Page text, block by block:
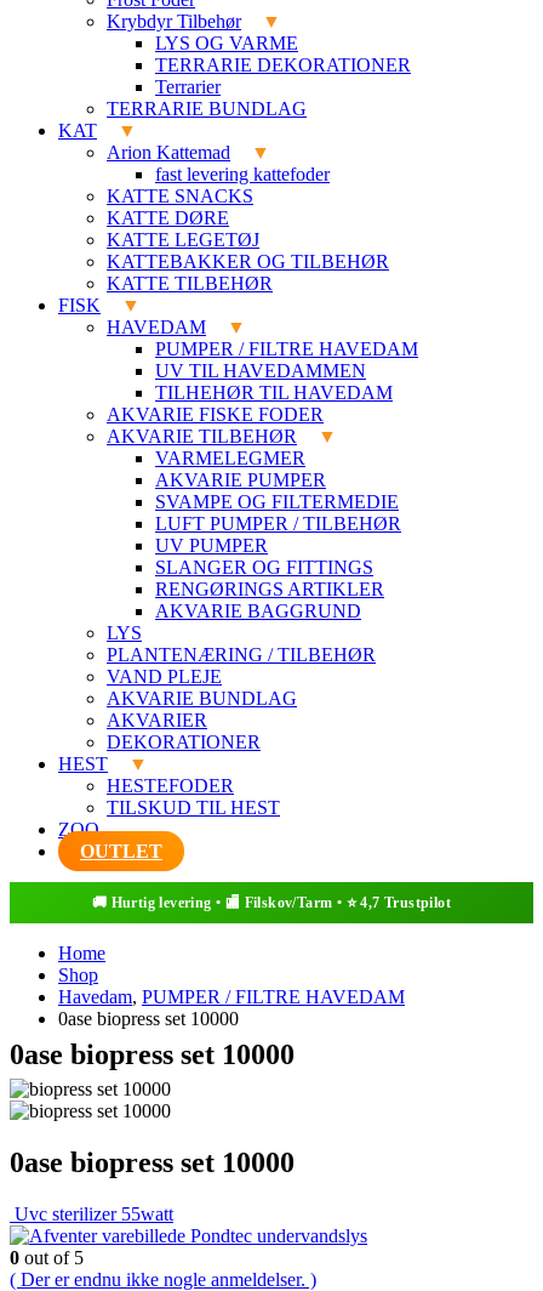
Krybdyr Tilbehør
LYS OG VARME
TERRARIE DEKORATIONER
Terrarier
TERRARIE BUNDLAG
KAT
Arion Kattemad
fast levering kattefoder
KATTE SNACKS
KATTE DØRE
KATTE LEGETØJ
KATTEBAKKER OG TILBEHØR
KATTE TILBEHØR
FISK
HAVEDAM
PUMPER / FILTRE HAVEDAM
UV TIL HAVEDAMMEN
TILHEHØR TIL HAVEDAM
AKVARIE FISKE FODER
AKVARIE TILBEHØR
VARMELEGMER
AKVARIE PUMPER
SVAMPE OG FILTERMEDIE
LUFT PUMPER / TILBEHØR
UV PUMPER
SLANGER OG FITTINGS
RENGØRINGS ARTIKLER
AKVARIE BAGGRUND
LYS
PLANTENÆRING / TILBEHØR
VAND PLEJE
AKVARIE BUNDLAG
AKVARIER
DEKORATIONER
HEST
HESTEFODER
TILSKUD TIL HEST
ZOO
OUTLET
Home
Shop
Havedam, PUMPER / FILTRE HAVEDAM
0ase biopress set 10000
0ase biopress set 10000
0ase biopress set 10000
Uvc sterilizer 55watt
Pondtec undervandslys
0 out of 5
( Der er endnu ikke nogle anmeldelser. )